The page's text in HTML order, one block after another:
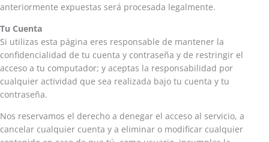
anteriormente expuestas será procesada legalmente.
Tu Cuenta
Si utilizas esta página eres responsable de mantener la
confidencialidad de tu cuenta y contraseña y de restringir el
acceso a tu computador; y aceptas la responsabilidad por
cualquier actividad que sea realizada bajo tu cuenta y tu
contraseña.
Nos reservamos el derecho a denegar el acceso al servicio, a
cancelar cualquier cuenta y a eliminar o modificar cualquier